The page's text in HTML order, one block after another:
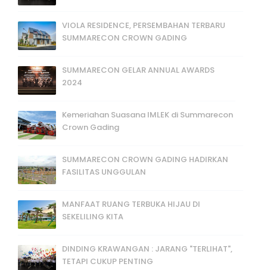
VIOLA RESIDENCE, PERSEMBAHAN TERBARU
SUMMARECON CROWN GADING
SUMMARECON GELAR ANNUAL AWARDS
2024
Kemeriahan Suasana IMLEK di Summarecon
Crown Gading
SUMMARECON CROWN GADING HADIRKAN
FASILITAS UNGGULAN
MANFAAT RUANG TERBUKA HIJAU DI
SEKELILING KITA
DINDING KRAWANGAN : JARANG "TERLIHAT",
TETAPI CUKUP PENTING